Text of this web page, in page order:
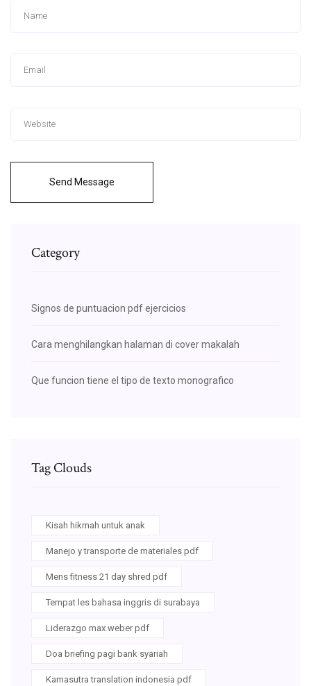
Send Message
Category
Signos de puntuacion pdf ejercicios
Cara menghilangkan halaman di cover makalah
Que funcion tiene el tipo de texto monografico
Tag Clouds
Kisah hikmah untuk anak
Manejo y transporte de materiales pdf
Mens fitness 21 day shred pdf
Tempat les bahasa inggris di surabaya
Liderazgo max weber pdf
Doa briefing pagi bank syariah
Kamasutra translation indonesia pdf